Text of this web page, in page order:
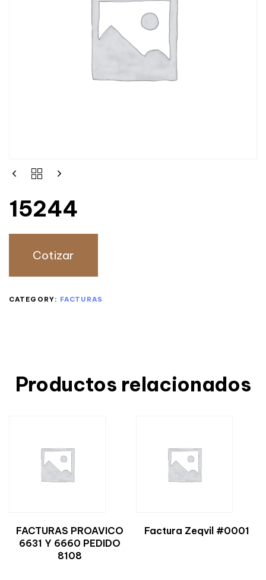
15244
Cotizar
CATEGORY: FACTURAS
Productos relacionados
FACTURAS PROAVICO
6631 Y 6660 PEDIDO
8108
Factura Zeqvil #0001